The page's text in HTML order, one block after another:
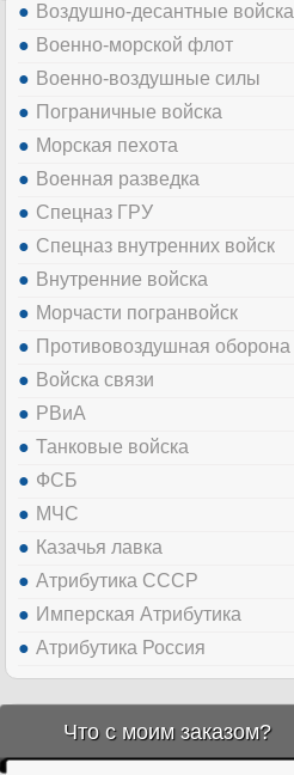
Воздушно-десантные войска
Военно-морской флот
Военно-воздушные силы
Пограничные войска
Морская пехота
Военная разведка
Спецназ ГРУ
Спецназ внутренних войск
Внутренние войска
Морчасти погранвойск
Противовоздушная оборона
Войска связи
РВиА
Танковые войска
ФСБ
МЧС
Казачья лавка
Атрибутика СССР
Имперская Атрибутика
Атрибутика Россия
Что с моим заказом?